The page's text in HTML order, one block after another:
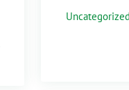
Uncategorized